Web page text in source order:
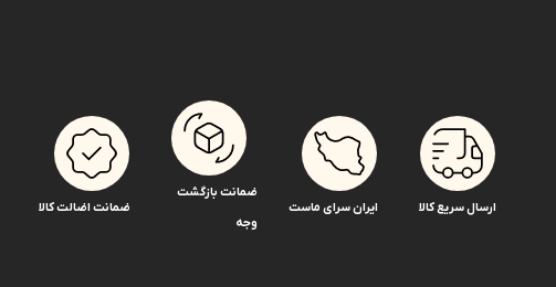
ارسال سریع کالا ایران سرای ماست
ضمانت بازگشت
وجه
ضمانت اضالت کالا